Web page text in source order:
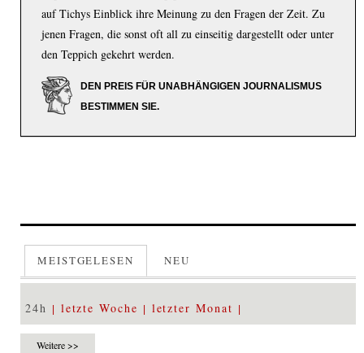
auf Tichys Einblick ihre Meinung zu den Fragen der Zeit. Zu
jenen Fragen, die sonst oft all zu einseitig dargestellt oder unter
den Teppich gekehrt werden.
DEN PREIS FÜR UNABHÄNGIGEN JOURNALISMUS
BESTIMMEN SIE.
MEISTGELESEN NEU
24h letzte Woche letzter Monat
Weitere >>